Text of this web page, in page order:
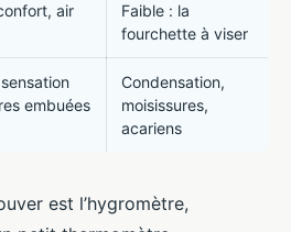
air
Faible : la
fourchette à viser
embuées
Condensation,
moisissures,
acariens
est l’hygromètre,